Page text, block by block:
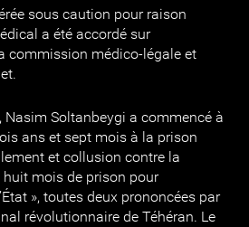
sous caution pour raison
a été accordé sur
commission médico-légale et
Nasim Soltanbeygi a commencé à
ans et sept mois à la prison
et collusion contre la
mois de prison pour
», toutes deux prononcées par
révolutionnaire de Téhéran. Le